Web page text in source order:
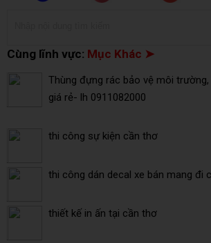
Cùng lĩnh vực: Mục Khác ➤
Thùng đựng rác bảo vệ môi
giá rẻ- lh 0911082000
thi công sự kiện cần thơ
thi công dán decal xe bán mang đi
thiết kế in ấn tại cần thơ